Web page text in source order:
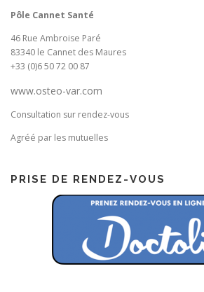
Pôle Cannet Santé
46 Rue Ambroise Paré
83340 le Cannet des Maures
+33 (0)6 50 72 00 87
www.osteo-var.com
Consultation sur rendez-vous
Agréé par les mutuelles
PRISE DE RENDEZ-VOUS